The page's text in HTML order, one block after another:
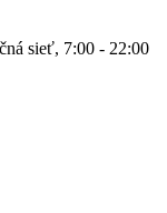
sieť, 7:00 - 22:00